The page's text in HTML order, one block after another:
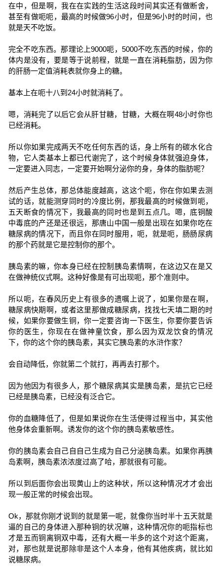
在中，但是啊，我在在实践的生活这段时间其实还有做断舍，
甚至有做呃呃，最高的时候做96小时，但是96小时的时间，也
就是天不吃饭。
完全不吃东西。那理论上9000呃，5000不吃东西的时候，你的
体内是没有，要是等于说前程，就是一直在消耗脂肪，因为你
的肝肠一定值消耗表就你身上的糖。
基本上在呃十八到24小时就消耗了。
嗯，消耗完了以后它会从肝甘糖，甘糖，大概在啊48小时你也
已经消耗。
所以你如果完成两天不吃任何东西的话，身上所有的碳水化合
物，它人类基本上都已代谢完了，这个时候身体就强迫身体，
一定要进入同志，一定要开始啊分泌你的身，身体的脂肪呢？
然后产生总体，那总体能度越高，这这个呃，你在你如果去测
试的话，就能测穿同时的冷度比例，那我最高的时候做到呃，
五天断食的情况下，我最高的同时也是到五点几。嗯，底铜酸
中毒底的产还是还很远，那唐山中国一般是出现在如果你吃在
糖尿病的情况下，而且你在同时服用，呃，就是呃，肠肠尿病
的那个药就是它是控制你的那个。
胰岛素的嘛，你本身已经在控制胰岛素情啊，在这边又在是又
在做神统仪式啊。这种好像是有可出现呃，那个准则中。
所以呃，在春风历史上有很多的遗嘱上说了，如果你是在啊，
糖尿病快期啊，或者这里那做成糖尿病，找找七天填二期的时
候，如果你要做生铜，你一定要咨询一下医生，你要你要告诉
你的医生，你现在在做神童饮食，那么因为双龙饮食的情况
下，你的这个你的胰岛素，其实它胰岛素的水浒作家？
会自动降低，你就第二个就打，再再去打那个。
因为他因为有很多人，那个糖尿病其实是胰岛素，是抗它已经
已经是胰岛素，已经没有泛合它。
你的血糖降低了，但是如果说你在生活使得过程当中，其实他
他身体会重新啊。诱发你的这个你的胰岛素敏感性。
你的胰岛素会自己自自己生成为自己分泌胰岛素。如果你再胰
岛素啊，胰岛素浓浓度过高了哈，那就很有可能。
所以到后面你会出现黄山上的这种状，所以这种情况才才会出
现一般正常的时候会出现。
Ok，那就你刚才说到的就是第一呢，就像你当时半十五天就是
逼的自己的身体进入那种铜的状况嘛，这种情况你的呃指标也
才是五而铜离铜双中毒，还有大概一半多的这个对这个距离，
对，那也就是说那除非是这个人本身，他有其他疾病，就比如
说糖尿病。